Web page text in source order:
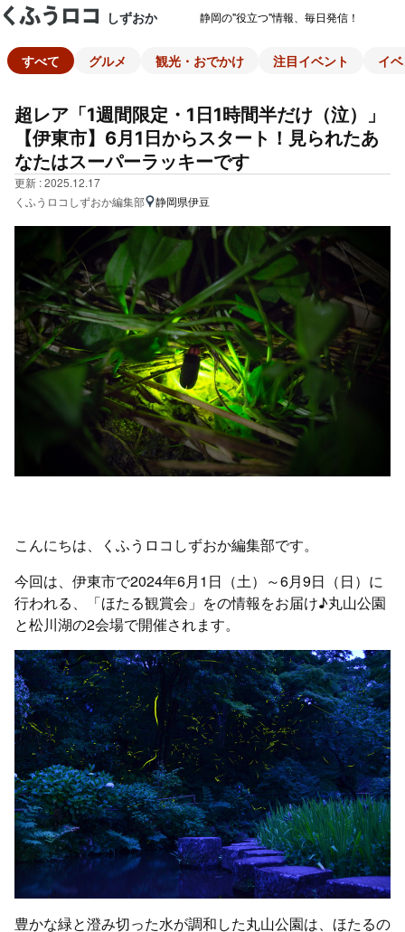
しずおか 静岡の"役立つ"情報、毎日発信！
すべて グルメ 観光・おでかけ 注目イベント イ
超レア「1週間限定・1日1時間半だけ（泣）」
【伊東市】6月1日からスタート！見られたあ
なたはスーパーラッキーです
更新 : 2025.12.17
くふうロコしずおか編集部
静岡県伊豆
こんにちは、くふうロコしずおか編集部です。
今回は、伊東市で2024年6月1日（土）～6月9日（日）に
行われる、「ほたる観賞会」をの情報をお届け♪丸山公園
と松川湖の2会場で開催されます。
豊かな緑と澄み切った水が調和した丸山公園は、ほたるの